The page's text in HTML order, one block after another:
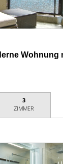
Wohnung
3
ZIMMER